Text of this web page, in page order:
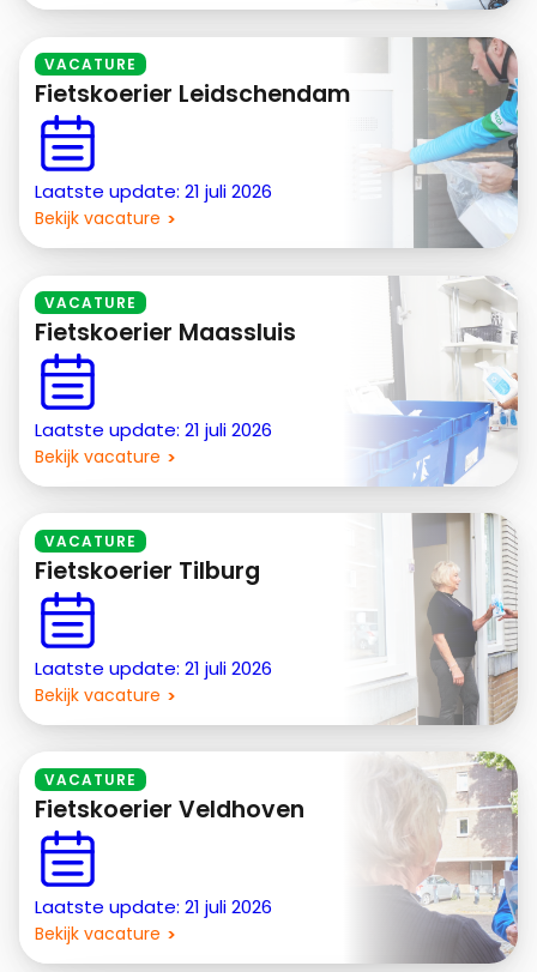
VACATURE
Fietskoerier Leidschendam
Laatste update: 21 juli 2026
Bekijk vacature
VACATURE
Fietskoerier Maassluis
Laatste update: 21 juli 2026
Bekijk vacature
VACATURE
Fietskoerier Tilburg
Laatste update: 21 juli 2026
Bekijk vacature
VACATURE
Fietskoerier Veldhoven
Laatste update: 21 juli 2026
Bekijk vacature